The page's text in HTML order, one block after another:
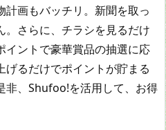
画もバッチリ。新聞を取っ
さらに、チラシを見るだけ
イントで豪華賞品の抽選に応
るだけでポイントが貯まる
非、Shufoo!を活用して、お得